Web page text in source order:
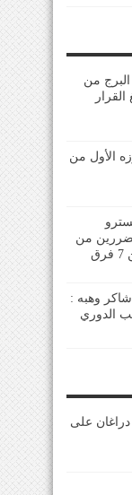
من
الأول من
من
وهبه :
الدوري
على